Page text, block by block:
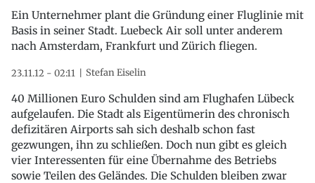
Ein Unternehmer plant die Gründung einer Fluglinie mit
Basis in seiner Stadt. Luebeck Air soll unter anderem
nach Amsterdam, Frankfurt und Zürich fliegen.
23.11.12 - 02:11 Stefan Eiselin
40 Millionen Euro Schulden sind am Flughafen Lübeck
aufgelaufen. Die Stadt als Eigentümerin des chronisch
defizitären Airports sah sich deshalb schon fast
gezwungen, ihn zu schließen. Doch nun gibt es gleich
vier Interessenten für eine Übernahme des Betriebs
sowie Teilen des Geländes. Die Schulden bleiben zwar